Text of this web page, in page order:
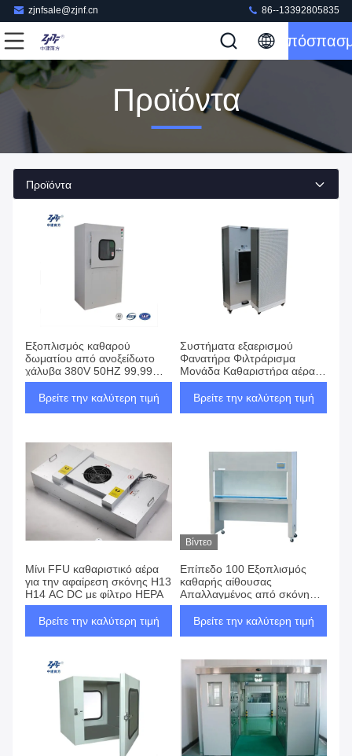
zjnfsale@zjnf.cn 86--13392805835
Προϊόντα
Προϊόντα
Εξοπλισμός καθαρού
δωματίου από ανοξείδωτο
χάλυβα 380V 50HZ 99,99%
0,3um Πωλίδα αερίου ντους
Βρείτε την καλύτερη τιμή
Συστήματα εξαερισμού
Φανατήρα Φιλτράρισμα
Μονάδα Καθαριστήρα αέρα
με τροχούς, H14 Βόρειος
FFU Καθαριστήρας αέρα
Βρείτε την καλύτερη τιμή
Μίνι FFU καθαριστικό αέρα
για την αφαίρεση σκόνης H13
H14 AC DC με φίλτρο HEPA
Βρείτε την καλύτερη τιμή
Βίντεο
Επίπεδο 100 Εξοπλισμός
καθαρής αίθουσας
Απαλλαγμένος από σκόνη
Γραφείο Λαμιναρισμένη
καλύβα ροής
Βρείτε την καλύτερη τιμή